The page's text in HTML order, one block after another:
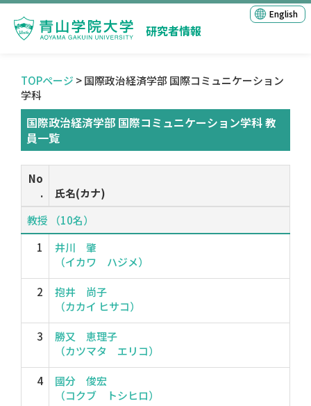
研究者情報
English
TOPページ > 国際政治経済学部 国際コミュニケーション
学科
国際政治経済学部 国際コミュニケーション学科 教
員一覧
No
.
氏名(カナ)
教授 （10名）
1
井川 肇
（イカワ ハジメ）
2
抱井 尚子
（カカイ ヒサコ）
3
勝又 恵理子
（カツマタ エリコ）
4
國分 俊宏
（コクブ トシヒロ）